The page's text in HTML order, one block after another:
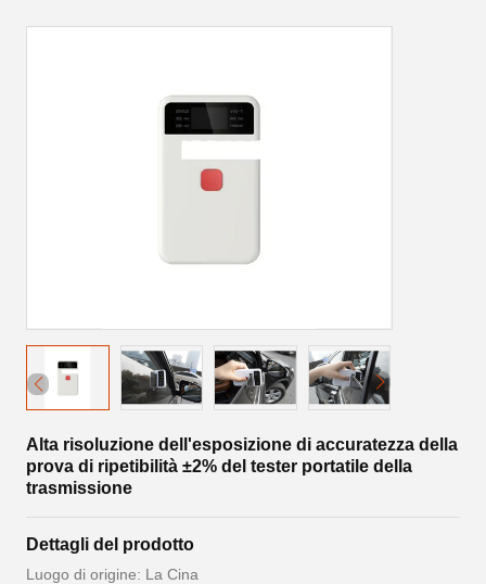
Alta risoluzione dell'esposizione di accuratezza della
prova di ripetibilità ±2% del tester portatile della
trasmissione
Dettagli del prodotto
Luogo di origine: La Cina